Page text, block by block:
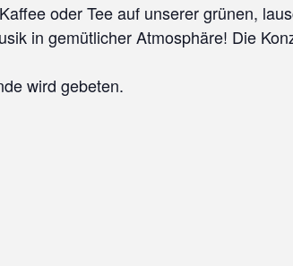
oder Tee auf unserer grünen,
in gemütlicher Atmosphäre! Die
wird gebeten.